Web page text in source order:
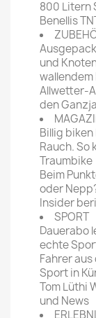
800 Litern
Benellis
und
Allwetter-
den
Billig
Rauch. So
Traumbike
Beim
oder
Insider
SPORT
Dauerabo
echte
Fahrer
Sport in
Tom Lüthi
und News